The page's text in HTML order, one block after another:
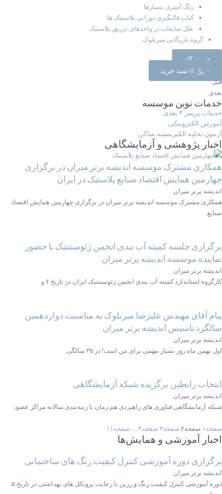
رنگ آمیزی بسپارها
کتاب قالبگیری دورانی پلاستیک ها
علل ضایعات در واحدهای تزریق پلاستیک
گروه بازرگانی میربلوک
فروشگاه
۰ ﷼ 0 سبد خرید
قبل
بعدی
خدمات نوین موسسه
خدمات پرینتر ۳ بعدی
آموزش الکترونیکی
آزمون تخلیه الکتریسیته ساکن
اخبار پژوهشی و آزمایشگاهی
همکاری مشترک موسسه اندیشه برتر میران در برگزاری
چهارمین همایش اقتصاد صنایع پلاستیک در ایران
اندیشه برتر میران
همکاری مشترک موسسه اندیشه برتر میران در برگزاری چهارمین همایش اقتصاد
صنایع
برگزاری جلسه کمیته آب بندی انجمن ژئوسنتتیک با حضور
نماینده موسسه اندیشه یرتر میران
اندیشه برتر میران
کارگروه استاندارد کمیته آب بندی انجمن ژئوسنتتیک ایران در تاریخ ۶ و
پیام آقای مهندس علیرضا میربلوک به مناسبت دوازدهمین
سالگرد تاسیس اندیشه برتر میران
اندیشه برتر میران
اول بهمن ماه روز بسیار مهمی برای من است! در ۳۵ سالگی
انتخاب رابطین برگزیده شبکه آزمایشگاهی
اندیشه برتر میران
شبکه آزمایشگاهی فناوری ‌های راهبردی هم زمان با رتبه‌‌بندی سالانه مراکز عضو،
صفحه۱ صفحه۲ صفحه۳ صفحه۴ … صفحه۱۱
اخبار آموزشی و همایش‌ها
برگزاری دوره آموزشی کنترل کیفیت رنگ های ساختمانی
اندیشه برتر میران
دوره آموزشی کنترل کیفیت رنگ و رزین با رعایت پروتکل های بهداشتی در تاریخ ۵